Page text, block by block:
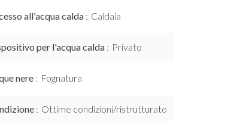
all'acqua calda Caldaia
per l'acqua calda Privato
nere Fognatura
Ottime condizioni/ristrutturato